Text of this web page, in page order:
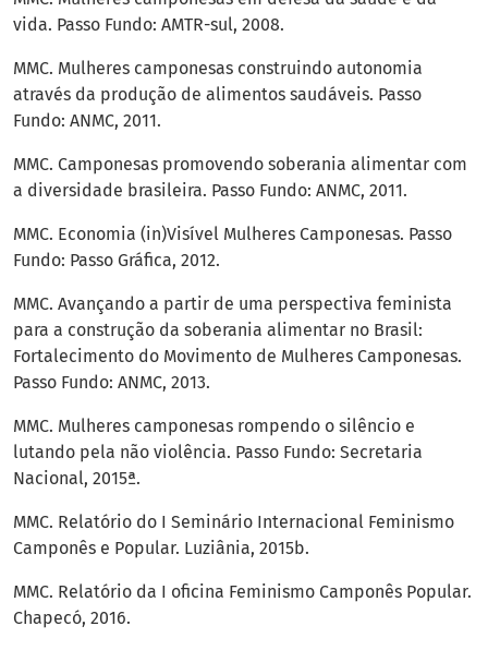
vida. Passo Fundo: AMTR-sul, 2008.
MMC. Mulheres camponesas construindo autonomia
através da produção de alimentos saudáveis. Passo
Fundo: ANMC, 2011.
MMC. Camponesas promovendo soberania alimentar com
a diversidade brasileira. Passo Fundo: ANMC, 2011.
MMC. Economia (in)Visível Mulheres Camponesas. Passo
Fundo: Passo Gráfica, 2012.
MMC. Avançando a partir de uma perspectiva feminista
para a construção da soberania alimentar no Brasil:
Fortalecimento do Movimento de Mulheres Camponesas.
Passo Fundo: ANMC, 2013.
MMC. Mulheres camponesas rompendo o silêncio e
lutando pela não violência. Passo Fundo: Secretaria
Nacional, 2015ª.
MMC. Relatório do I Seminário Internacional Feminismo
Camponês e Popular. Luziânia, 2015b.
MMC. Relatório da I oficina Feminismo Camponês Popular.
Chapecó, 2016.